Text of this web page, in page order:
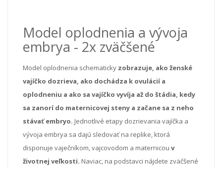
Model oplodnenia a vývoja
embrya - 2x zväčšené
Model oplodnenia schematicky zobrazuje, ako ženské
vajíčko dozrieva, ako dochádza k ovulácií a
oplodneniu a ako sa vajíčko vyvíja až do štádia, kedy
sa zanorí do maternicovej steny a začane sa z neho
stávať embryo. Jednotlivé etapy dozrievania vajíčka a
vývoja embrya sa dajú sledovať na replike, ktorá
disponuje vaječníkom, vajcovodom a maternicou v
životnej veľkosti. Naviac, na podstavci nájdete zväčšené